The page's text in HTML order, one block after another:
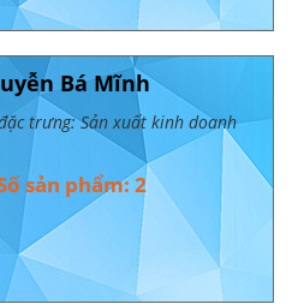
Bá Mĩnh
trưng: Sản xuất kinh doanh
sản phẩm: 2